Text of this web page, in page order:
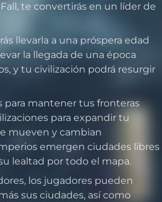
te convertirás en un líder de
llevarla a una próspera edad
la llegada de una época
y tu civilización podrá resurgir
para mantener tus fronteras
para expandir tu
mueven y cambian
emergen ciudades libres
lealtad por todo el mapa.
los jugadores pueden
sus ciudades, así como